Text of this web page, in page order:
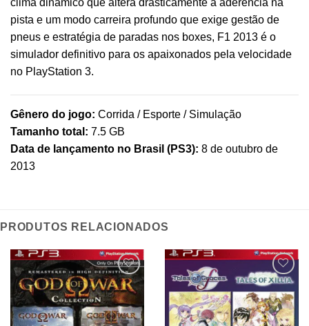
clima dinâmico que altera drasticamente a aderência na
pista e um modo carreira profundo que exige gestão de
pneus e estratégia de paradas nos boxes, F1 2013 é o
simulador definitivo para os apaixonados pela velocidade
no PlayStation 3.
Gênero do jogo: Corrida / Esporte / Simulação
Tamanho total: 7.5 GB
Data de lançamento no Brasil (PS3): 8 de outubro de
2013
PRODUTOS RELACIONADOS